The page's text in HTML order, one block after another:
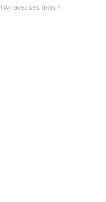
An avec ses amis ?